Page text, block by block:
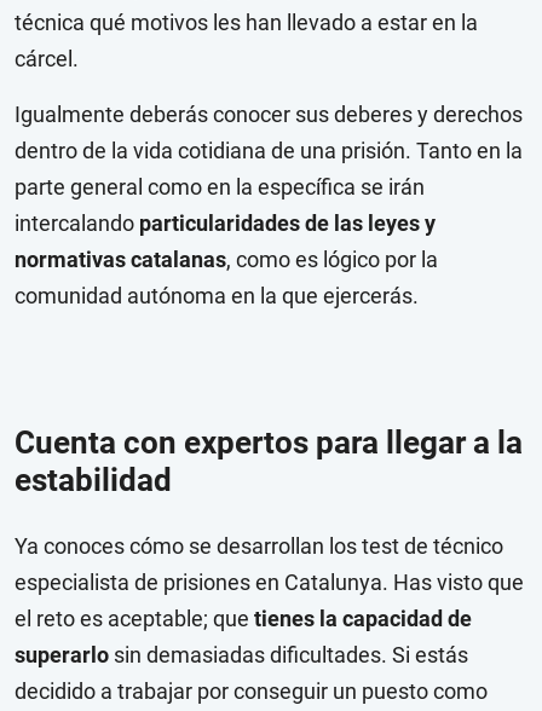
técnica qué motivos les han llevado a estar en la
cárcel.
Igualmente deberás conocer sus deberes y derechos
dentro de la vida cotidiana de una prisión. Tanto en la
parte general como en la específica se irán
intercalando particularidades de las leyes y
normativas catalanas, como es lógico por la
comunidad autónoma en la que ejercerás.
Cuenta con expertos para llegar a la
estabilidad
Ya conoces cómo se desarrollan los test de técnico
especialista de prisiones en Catalunya. Has visto que
el reto es aceptable; que tienes la capacidad de
superarlo sin demasiadas dificultades. Si estás
decidido a trabajar por conseguir un puesto como